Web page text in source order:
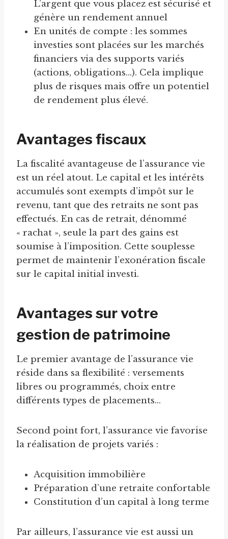
L’argent que vous placez est sécurisé et
génère un rendement annuel
En unités de compte : les sommes
investies sont placées sur les marchés
financiers via des supports variés
(actions, obligations…). Cela implique
plus de risques mais offre un potentiel
de rendement plus élevé.
Avantages fiscaux
La fiscalité avantageuse de l’assurance vie
est un réel atout. Le capital et les intérêts
accumulés sont exempts d’impôt sur le
revenu, tant que des retraits ne sont pas
effectués. En cas de retrait, dénommé
« rachat », seule la part des gains est
soumise à l’imposition. Cette souplesse
permet de maintenir l’exonération fiscale
sur le capital initial investi.
Avantages sur votre
gestion de patrimoine
Le premier avantage de l’assurance vie
réside dans sa flexibilité : versements
libres ou programmés, choix entre
différents types de placements…
Second point fort, l’assurance vie favorise
la réalisation de projets variés :
Acquisition immobilière
Préparation d’une retraite confortable
Constitution d’un capital à long terme
Par ailleurs, l’assurance vie est aussi un